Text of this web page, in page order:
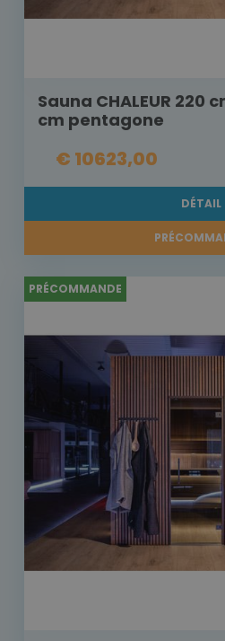
Sauna CHALEUR 220
cm pentagone
€ 10623,00
DÉTAIL
PRÉCOMMANDE